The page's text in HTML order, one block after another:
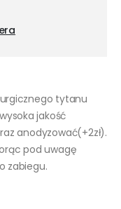
tytanu
jakość
anodyzować(+2zł).
pod uwagę
zabiegu.